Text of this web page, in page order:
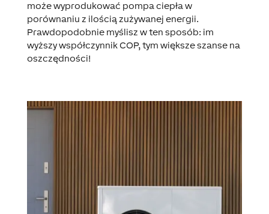
może wyprodukować pompa ciepła w
porównaniu z ilością zużywanej energii.
Prawdopodobnie myślisz w ten sposób: im
wyższy współczynnik COP, tym większe szanse na
oszczędności!